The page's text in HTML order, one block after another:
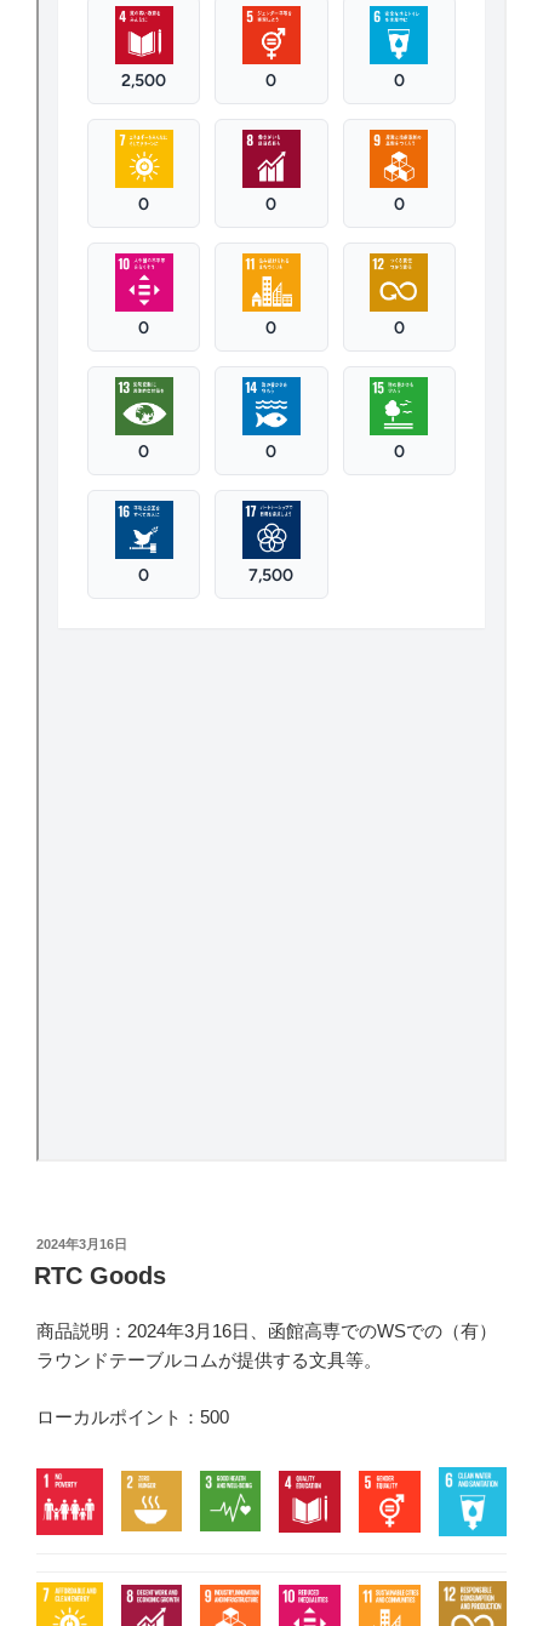
投
稿
日:
2024年3月16日
RTC Goods
商品説明：2024年3月16日、函館高専でのWSでの（有）
ラウンドテーブルコムが提供する文具等。
ローカルポイント：500